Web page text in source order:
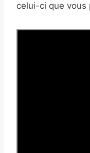
celui-ci que vous